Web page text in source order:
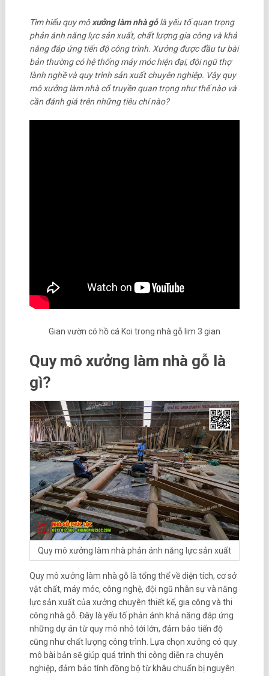
Tìm hiểu quy môxưởng làm nhà gỗlà yếu tố quan trọng
phản ánh năng lực sản xuất, chất lượng gia công và khả
năng đáp ứng tiến độ công trình. Xưởng được đầu tư bài
bản thường có hệ thống máy móc hiện đại, đội ngũ thợ
lành nghề và quy trình sản xuất chuyên nghiệp. Vậy quy
mô xưởng làm nhà cổ truyền quan trọng như thế nào và
cần đánh giá trên những tiêu chí nào?
Gian vườn có hồ cá Koi trong nhà gỗ lim 3 gian
Quy mô xưởng làm nhà gỗ là
gì?
Quy mô xưởng làm nhà phản ánh năng lực sản xuất
Quy mô xưởng làm nhà gỗ là tổng thể về diện tích, cơ sở
vật chất, máy móc, công nghệ, đội ngũ nhân sự và năng
lực sản xuất của xưởng chuyên thiết kế, gia công và thi
công nhà gỗ. Đây là yếu tố phản ánh khả năng đáp ứng
những dự án từ quy mô nhỏ tới lớn, đảm bảo tiến độ
cũng như chất lượng công trình. Lựa chọn xưởng có quy
mô bài bản sẽ giúp quá trình thi công diễn ra chuyên
nghiệp, đảm bảo tính đồng bộ từ khâu chuẩn bị nguyên